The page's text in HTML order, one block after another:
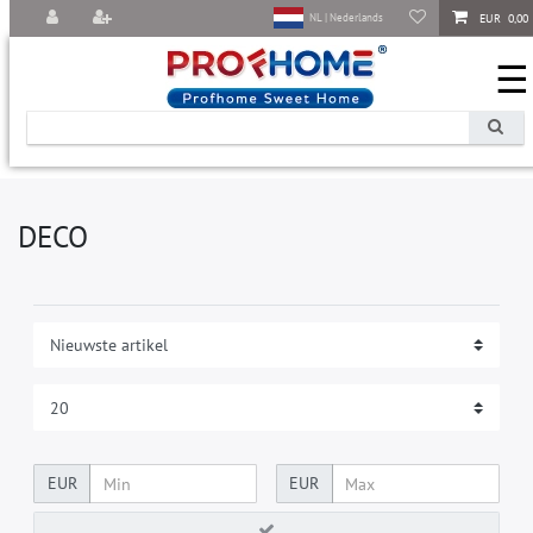
EUR 0,00
NL | Nederlands
☰
DECO
EUR EUR